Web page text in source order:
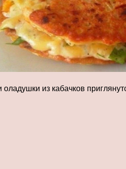
из кабачков